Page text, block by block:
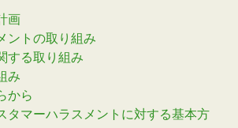
画
ントの取り組み
する取り組み
み
から
タマーハラスメントに対する基本方